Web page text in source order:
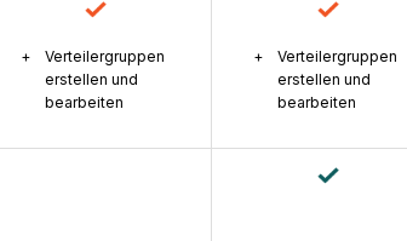
Verteilergruppen
erstellen und
bearbeiten
Verteilergruppen
erstellen und
bearbeiten